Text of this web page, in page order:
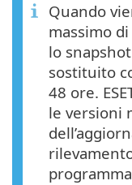
Quando
massimo
lo
sostituito
48 ore.
le versioni